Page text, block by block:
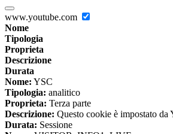
www.youtube.com
Nome
Tipologia
Proprieta
Descrizione
Durata
Nome: YSC
Tipologia: analitico
Proprieta: Terza parte
Descrizione: Questo cookie è impostato
Durata: Sessione